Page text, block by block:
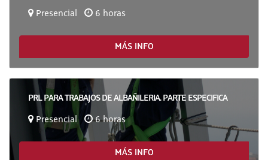
Presencial 6 horas
MÁS INFO
PRL PARA TRABAJOS DE ALBAÑILERIA. PARTE ESPECIFICA
Presencial 6 horas
MÁS INFO